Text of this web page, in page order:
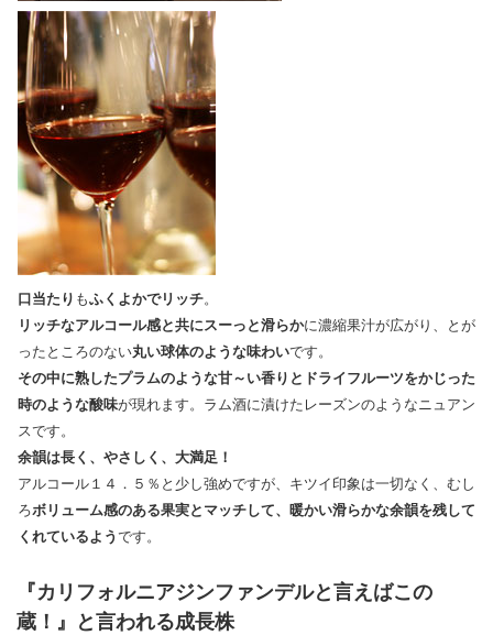
口当たり もふくよかでリッチ。
リッチなアルコール感と共にスーっと滑らかに濃縮果汁が広がり、とが
ったところのない丸い球体のような味わいです。
その中に熟したプラムのような甘～い香りとドライフルーツをかじった
時のような酸味が現れます。ラム酒に漬けたレーズンのようなニュアン
スです。
余韻は長く、やさしく、大満足！
アルコール１４．５％と少し強めですが、キツイ印象は一切なく、むし
ろボリューム感のある果実とマッチして、暖かい滑らかな余韻を残して
くれているよう です。
『カリフォルニアジンファンデルと言えばこの
蔵！』と言われる成長株